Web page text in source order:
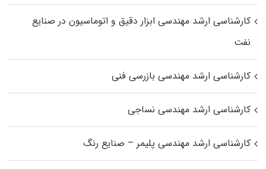
کارشناسی ارشد مهندسی ابزار دقیق و اتوماسیون در صنایع
نفت
کارشناسی ارشد مهندسی بازرسی فنی
کارشناسی ارشد مهندسی نساجی
کارشناسی ارشد مهندسی پلیمر – صنایع رنگ